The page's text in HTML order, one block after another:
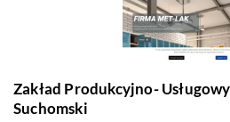
Zakład Produkcyjno-
Suchomski